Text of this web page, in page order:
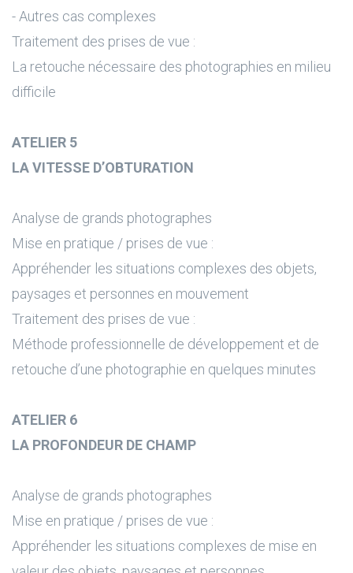
- Autres cas complexes
Traitement des prises de vue :
La retouche nécessaire des photographies en milieu
difficile
ATELIER 5
LA VITESSE D’OBTURATION
Analyse de grands photographes
Mise en pratique / prises de vue :
Appréhender les situations complexes des objets,
paysages et personnes en mouvement
Traitement des prises de vue :
Méthode professionnelle de développement et de
retouche d’une photographie en quelques minutes
ATELIER 6
LA PROFONDEUR DE CHAMP
Analyse de grands photographes
Mise en pratique / prises de vue :
Appréhender les situations complexes de mise en